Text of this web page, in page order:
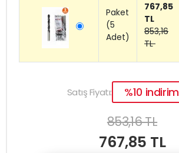
Paket
(5
Adet)
767,85
TL
853,16
TL
Satış Fiyatı: %10 indirim
853,16 TL
767,85 TL